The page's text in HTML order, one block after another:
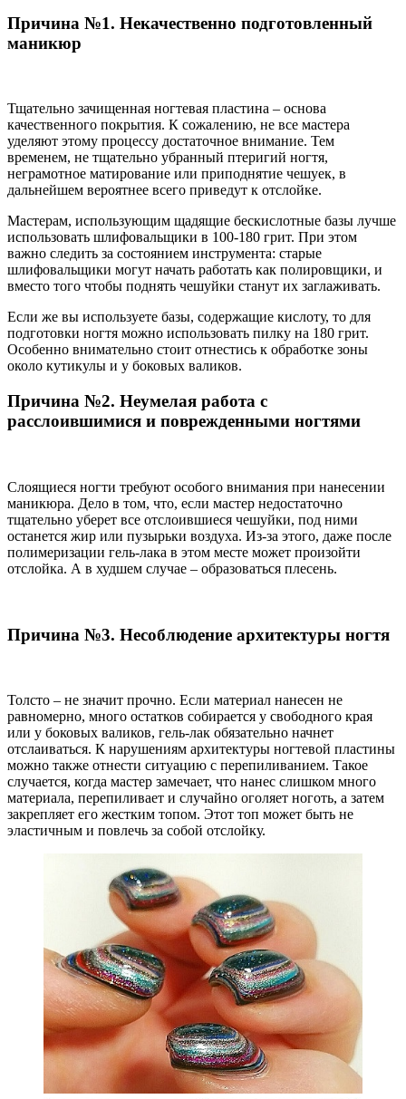
Причина №1. Некачественно подготовленный
маникюр
Тщательно зачищенная ногтевая пластина – основа
качественного покрытия. К сожалению, не все мастера
уделяют этому процессу достаточное внимание. Тем
временем, не тщательно убранный птеригий ногтя,
неграмотное матирование или приподнятие чешуек, в
дальнейшем вероятнее всего приведут к отслойке.
Мастерам, использующим щадящие бескислотные базы лучше
использовать шлифовальщики в 100-180 грит. При этом
важно следить за состоянием инструмента: старые
шлифовальщики могут начать работать как полировщики, и
вместо того чтобы поднять чешуйки станут их заглаживать.
Если же вы используете базы, содержащие кислоту, то для
подготовки ногтя можно использовать пилку на 180 грит.
Особенно внимательно стоит отнестись к обработке зоны
около кутикулы и у боковых валиков.
Причина №2. Неумелая работа с
расслоившимися и поврежденными ногтями
Слоящиеся ногти требуют особого внимания при нанесении
маникюра. Дело в том, что, если мастер недостаточно
тщательно уберет все отслоившиеся чешуйки, под ними
останется жир или пузырьки воздуха. Из-за этого, даже после
полимеризации гель-лака в этом месте может произойти
отслойка. А в худшем случае – образоваться плесень.
Причина №3. Несоблюдение архитектуры ногтя
Толсто – не значит прочно. Если материал нанесен не
равномерно, много остатков собирается у свободного края
или у боковых валиков, гель-лак обязательно начнет
отслаиваться. К нарушениям архитектуры ногтевой пластины
можно также отнести ситуацию с перепиливанием. Такое
случается, когда мастер замечает, что нанес слишком много
материала, перепиливает и случайно оголяет ноготь, а затем
закрепляет его жестким топом. Этот топ может быть не
эластичным и повлечь за собой отслойку.